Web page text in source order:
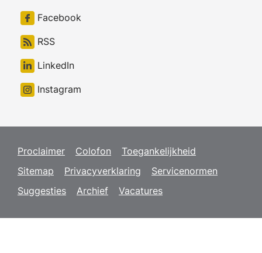
Facebook
RSS
LinkedIn
Instagram
Proclaimer Colofon
Toegankelijkheid
Sitemap
Privacyverklaring
Servicenormen
Suggesties
Archief Vacatures